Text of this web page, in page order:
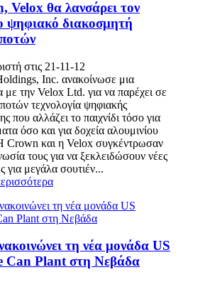
Velox θα λανσάρει τον
ψηφιακό διακοσμητή
στις 21-11-12
Inc. ανακοίνωσε μια
με την Velox Ltd. για να παρέχει σε
τεχνολογία ψηφιακής
που αλλάζει το παιχνίδι τόσο για
όσο και για δοχεία αλουμινίου
Crown και η Velox συγκέντρωσαν
τους για να ξεκλειδώσουν νέες
για μεγάλα σουτιέν...
τη νέα μονάδα US
Can Plant στη Νεβάδα